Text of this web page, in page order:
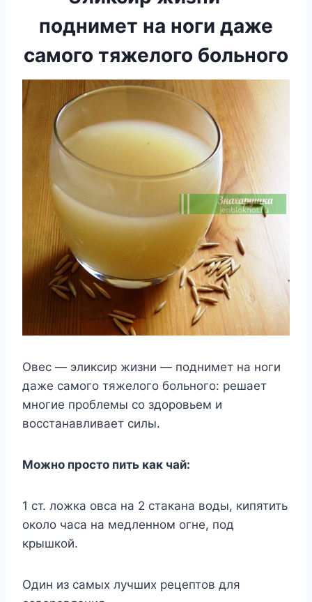
поднимет на ноги даже
самого тяжелого больного
Овес — эликсир жизни — поднимет на ноги
даже самого тяжелого больного: решает
многие проблемы со здоровьем и
восстанавливает силы.
Можно просто пить как чай:
1 ст. ложка овса на 2 стакана воды, кипятить
около часа на медленном огне, под
крышкой.
Один из самых лучших рецептов для